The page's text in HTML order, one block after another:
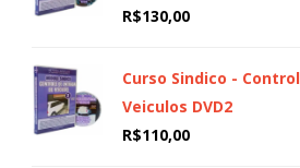
R$130,00
Curso Sindico -
Veiculos DVD2
R$110,00